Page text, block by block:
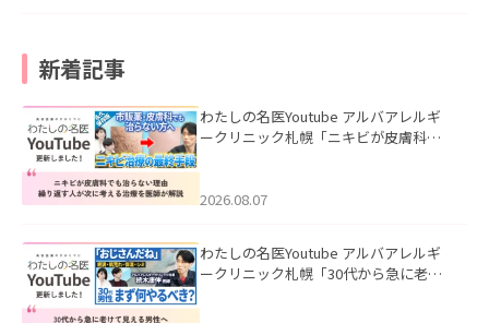
新着記事
わたしの名医Youtube アルバアレルギ
ークリニック札幌「ニキビが皮膚科で
ました。
2026.08.07
わたしの名医Youtube アルバアレルギ
ークリニック札幌「30代から急に老け